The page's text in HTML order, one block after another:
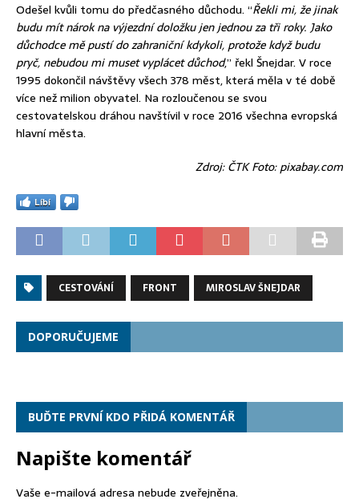
Odešel kvůli tomu do předčasného důchodu. “Řekli mi, že jinak
budu mít nárok na výjezdní doložku jen jednou za tři roky. Jako
důchodce mě pustí do zahraniční kdykoli, protože když budu
pryč, nebudou mi muset vyplácet důchod,” řekl Šnejdar. V roce
1995 dokončil návštěvy všech 378 měst, která měla v té době
více než milion obyvatel. Na rozloučenou se svou
cestovatelskou dráhou navštívil v roce 2016 všechna evropská
hlavní města.
Zdroj: ČTK Foto: pixabay.com
Líbí
CESTOVÁNÍ FRONT MIROSLAV ŠNEJDAR
DOPORUČUJEME
BUĎTE PRVNÍ KDO PŘIDÁ KOMENTÁŘ
Napište komentář
Vaše e-mailová adresa nebude zveřejněna.